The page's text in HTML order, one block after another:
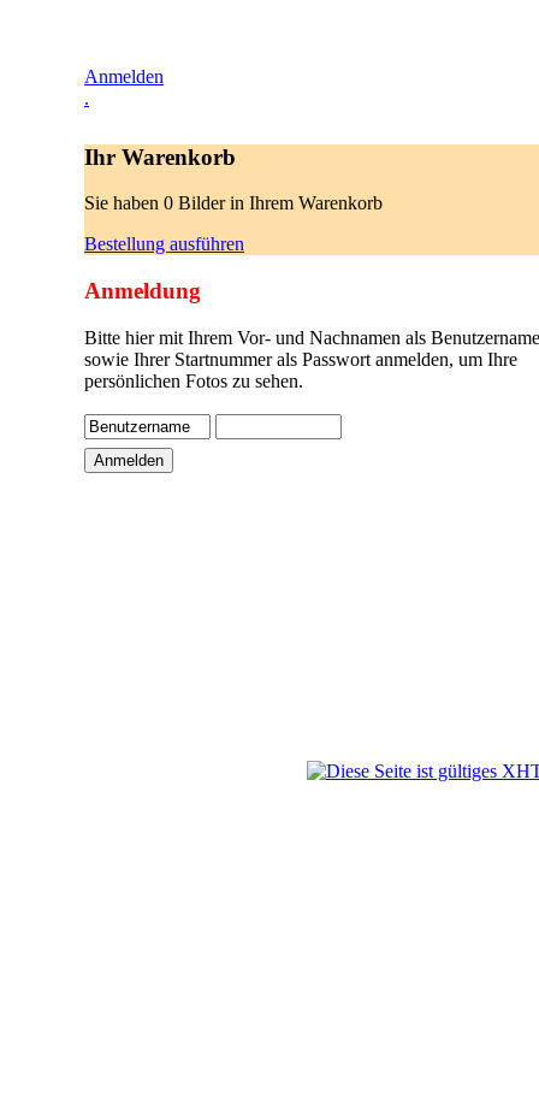
Anmelden
.
Ihr Warenkorb
Sie haben 0 Bilder in Ihrem Warenkorb
Bestellung ausführen
Anmeldung
Bitte hier mit Ihrem Vor- und Nachnamen als
sowie Ihrer Startnummer als Passwort anmelden, um Ihre
persönlichen Fotos zu sehen.